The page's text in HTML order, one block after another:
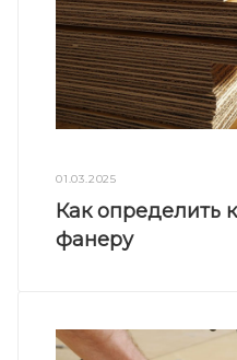
01.03.2025
Как определить
фанеру